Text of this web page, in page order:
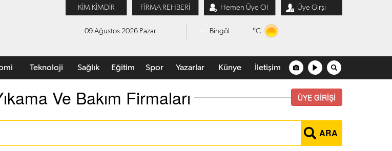
KİM KİMDİR FİRMA REHBERİ Hemen Üye Ol Üye Girşi
09 Ağustos 2026 Pazar Bingöl °C
Teknoloji Sağlık Eğitim Spor Yazarlar Künye İletişim
Ve Bakım Firmaları ÜYE GİRİŞİ
ARA